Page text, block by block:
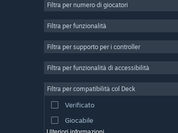
Simulazione
Produzione di video
Fotoritocco
Filtra per numero di giocatori
Filtra per funzionalità
Filtra per supporto per i controller
Filtra per funzionalità di accessibilità
Filtra per compatibilità col Deck
Verificato
Giocabile